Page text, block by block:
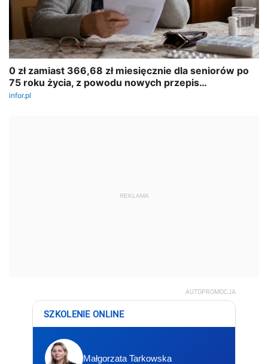
REKLAMA
AUTOPROMOCJA
SZKOLENIE ONLINE
Małgorzata Tarkowska